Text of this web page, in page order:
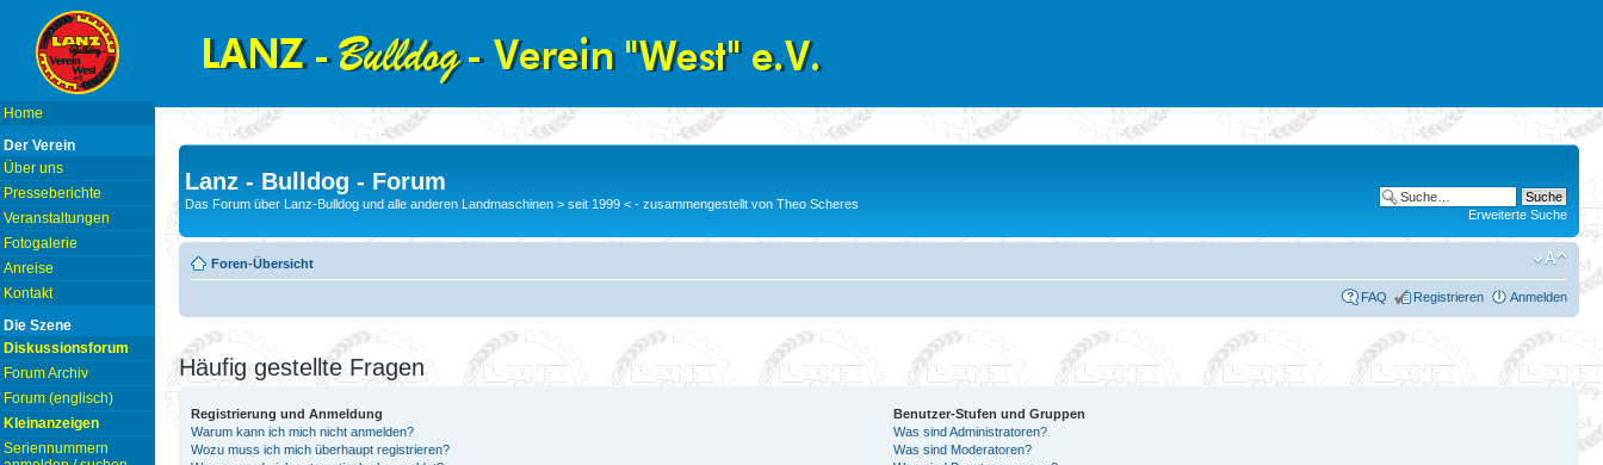
Home
Der Verein
Über uns
Presseberichte
Veranstaltungen
Fotogalerie
Anreise
Kontakt
Die Szene
Diskussionsforum
Forum Archiv
Forum (englisch)
Kleinanzeigen
Seriennummern
Lanz - Bulldog - Forum
Das Forum über Lanz-Bulldog und alle anderen Landmaschinen > seit 1999 < - zusammengestellt von Theo Scheres
Erweiterte Suche
Foren-Übersicht
FAQ Registrieren Anmelden
Häufig gestellte Fragen
Registrierung und Anmeldung
Warum kann ich mich nicht anmelden?
Wozu muss ich mich überhaupt registrieren?
Benutzer-Stufen und Gruppen
Was sind Administratoren?
Was sind Moderatoren?